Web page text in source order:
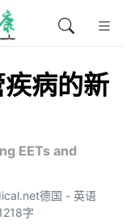
病的新
EETs and
德国 - 英语
字